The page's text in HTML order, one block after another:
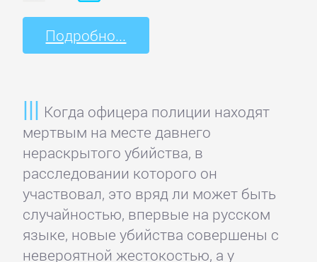
Подробно...
Когда офицера полиции находят
мертвым на месте давнего
нераскрытого убийства, в
расследовании которого он
участвовал, это вряд ли может быть
случайностью, впервые на русском
языке, новые убийства совершены с
невероятной жестокостью, а у
бизнесе
популярно
издания
Поиск
работы,
карьера
Управление,